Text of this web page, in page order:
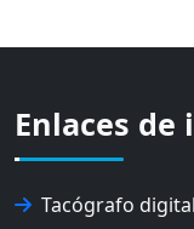
Enlaces de
Tacógrafo digital